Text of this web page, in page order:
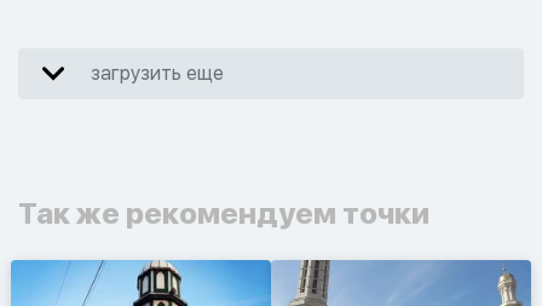
загрузить еще
Так же рекомендуем точки